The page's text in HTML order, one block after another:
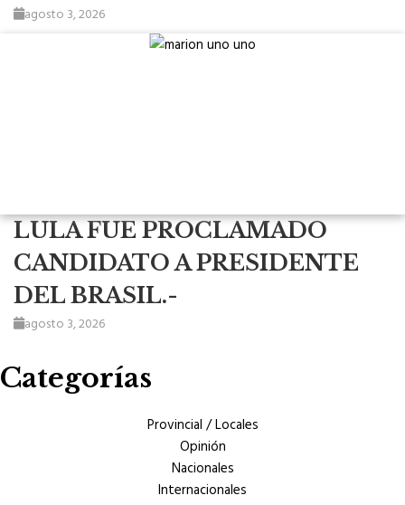
agosto 3, 2026
LULA FUE PROCLAMADO
CANDIDATO A PRESIDENTE
DEL BRASIL.-
agosto 3, 2026
Categorías
Provincial / Locales
Opinión
Nacionales
Internacionales